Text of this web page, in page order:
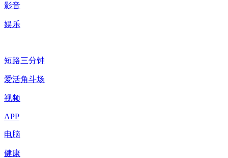
影音
娱乐
短路三分钟
爱活角斗场
视频
APP
电脑
健康